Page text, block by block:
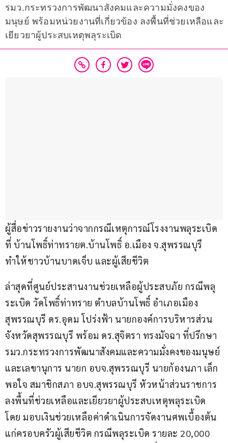
รมว.กระทรวงการพัฒนาสังคมและความมั่งคงของ
มนุษย์ พร้อมหน่วยงานที่เกี่ยวข้อง ลงพื้นที่ช่วยเหลือและ
เยียวยาผู้ประสบเหตุพลุระเบิด
ผู้สื่อข่าวรายงานว่าจากกรณีเหตุการณ์โรงงานพลุระเบิด
ที่ บ้านโพธิ์ท่าทรายต.บ้านโพธิ์ อ.เมือง จ.สุพรรณบุรี
ทำให้ชาวบ้านบาดเจ็บ และผู้เสียชีวิต
ล่าสุดที่ศูนย์ประสานงานช่วยเหลือผู้ประสบภัย กรณีพลุ
ระเบิด วัดโพธิ์ท่าทราย ตำบลบ้านโพธิ์ อำเภอเมือง
สุพรรณบุรี ดร.อุดม โปร่งฟ้า นายกองค์การบริหารส่วน
จังหวัดสุพรรณบุรี พร้อม ดร.สุจิตรา ทรงมัจฉา ที่ปรึกษา
รมว.กระทรวงการพัฒนาสังคมและความมั่งคงของมนุษย์
และเลขานุการ นายก อบจ.สุพรรณบุรี นายก้องนภา เล็ก
พอใจ สมาชิกสภา อบจ.สุพรรณบุรี หัวหน้าส่วนราชการ
ลงพื้นที่ช่วยเหลือและเยียวยาผู้ประสบเหตุพลุระเบิด
โดย มอบเงินช่วยเหลือค่าดำเนินการจัดงานศพเบื้องต้น
แก่ครอบครัวผู้เสียชีวิต กรณีพลุระเบิด รายละ 20,000